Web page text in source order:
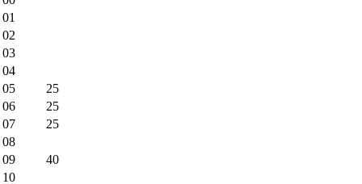
01
02
03
04
05
25
06
25
07
25
08
09
40
10